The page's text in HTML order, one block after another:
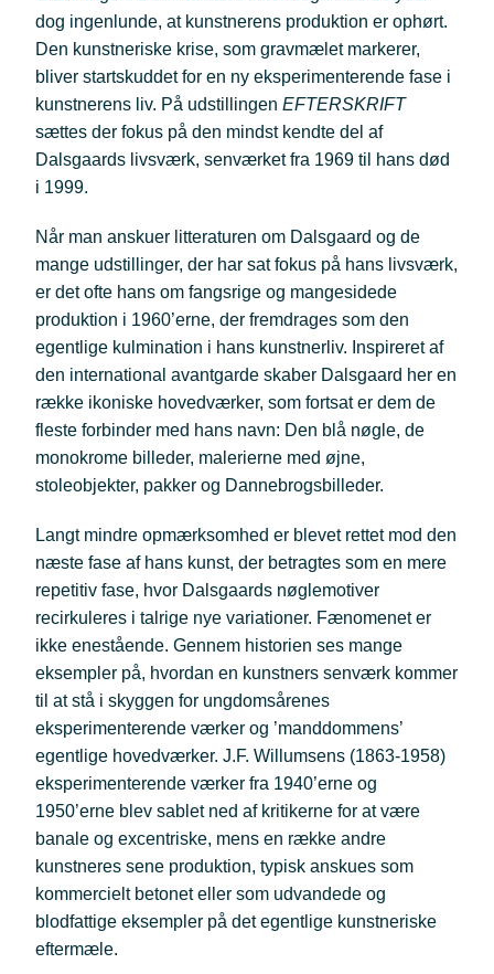
dog ingenlunde, at kunstnerens produktion er ophørt.
Den kunstneriske krise, som gravmælet markerer,
bliver startskuddet for en ny eksperimenterende fase i
kunstnerens liv. På udstillingenEFTERSKRIFT
sættes der fokus på den mindst kendte del af
Dalsgaards livsværk, senværket fra 1969 til hans død
i 1999.
Når man anskuer litteraturen om Dalsgaard og de
mange udstillinger, der har sat fokus på hans livsværk,
er det ofte hans om fangsrige og mangesidede
produktion i 1960’erne, der fremdrages som den
egentlige kulmination i hans kunstnerliv. Inspireret af
den international avantgarde skaber Dalsgaard her en
række ikoniske hovedværker, som fortsat er dem de
fleste forbinder med hans navn: Den blå nøgle, de
monokrome billeder, malerierne med øjne,
stoleobjekter, pakker og Dannebrogsbilleder.
Langt mindre opmærksomhed er blevet rettet mod den
næste fase af hans kunst, der betragtes som en mere
repetitiv fase, hvor Dalsgaards nøglemotiver
recirkuleres i talrige nye variationer. Fænomenet er
ikke enestående. Gennem historien ses mange
eksempler på, hvordan en kunstners senværk kommer
til at stå i skyggen for ungdomsårenes
eksperimenterende værker og ’manddommens’
egentlige hovedværker. J.F. Willumsens (1863-1958)
eksperimenterende værker fra 1940’erne og
1950’erne blev sablet ned af kritikerne for at være
banale og excentriske, mens en række andre
kunstneres sene produktion, typisk anskues som
kommercielt betonet eller som udvandede og
blodfattige eksempler på det egentlige kunstneriske
eftermæle.